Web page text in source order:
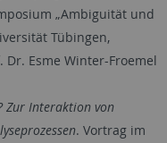
„Ambiguität und
Tübingen,
Dr. Esme Winter-Froemel
Zur Interaktion von
. Vortrag im